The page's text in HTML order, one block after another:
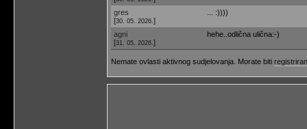
gres
[30. 05. 2026. ]
... :))))
agni
[31. 05. 2026. ]
hehe..odlična ulična:-)
Nemate ovlasti aktivnog sudjelovanja. Morate biti